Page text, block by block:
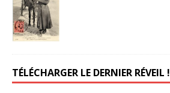
TÉLÉCHARGER LE DERNIER RÉVEIL !